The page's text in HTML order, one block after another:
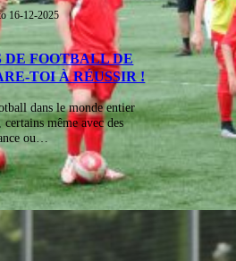
16-12-2025
FOOTBALL DE
TOI À RÉUSSIR !
dans le monde entier
certains même avec des
ou…